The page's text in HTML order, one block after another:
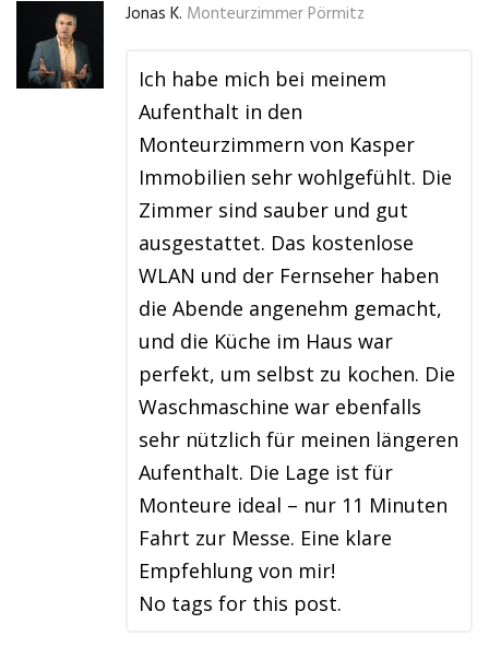
Jonas K. Monteurzimmer Pörmitz
Ich habe mich bei meinem
Aufenthalt in den
Monteurzimmern von Kasper
Immobilien sehr wohlgefühlt. Die
Zimmer sind sauber und gut
ausgestattet. Das kostenlose
WLAN und der Fernseher haben
die Abende angenehm gemacht,
und die Küche im Haus war
perfekt, um selbst zu kochen. Die
Waschmaschine war ebenfalls
sehr nützlich für meinen längeren
Aufenthalt. Die Lage ist für
Monteure ideal – nur 11 Minuten
Fahrt zur Messe. Eine klare
Empfehlung von mir!
No tags for this post.